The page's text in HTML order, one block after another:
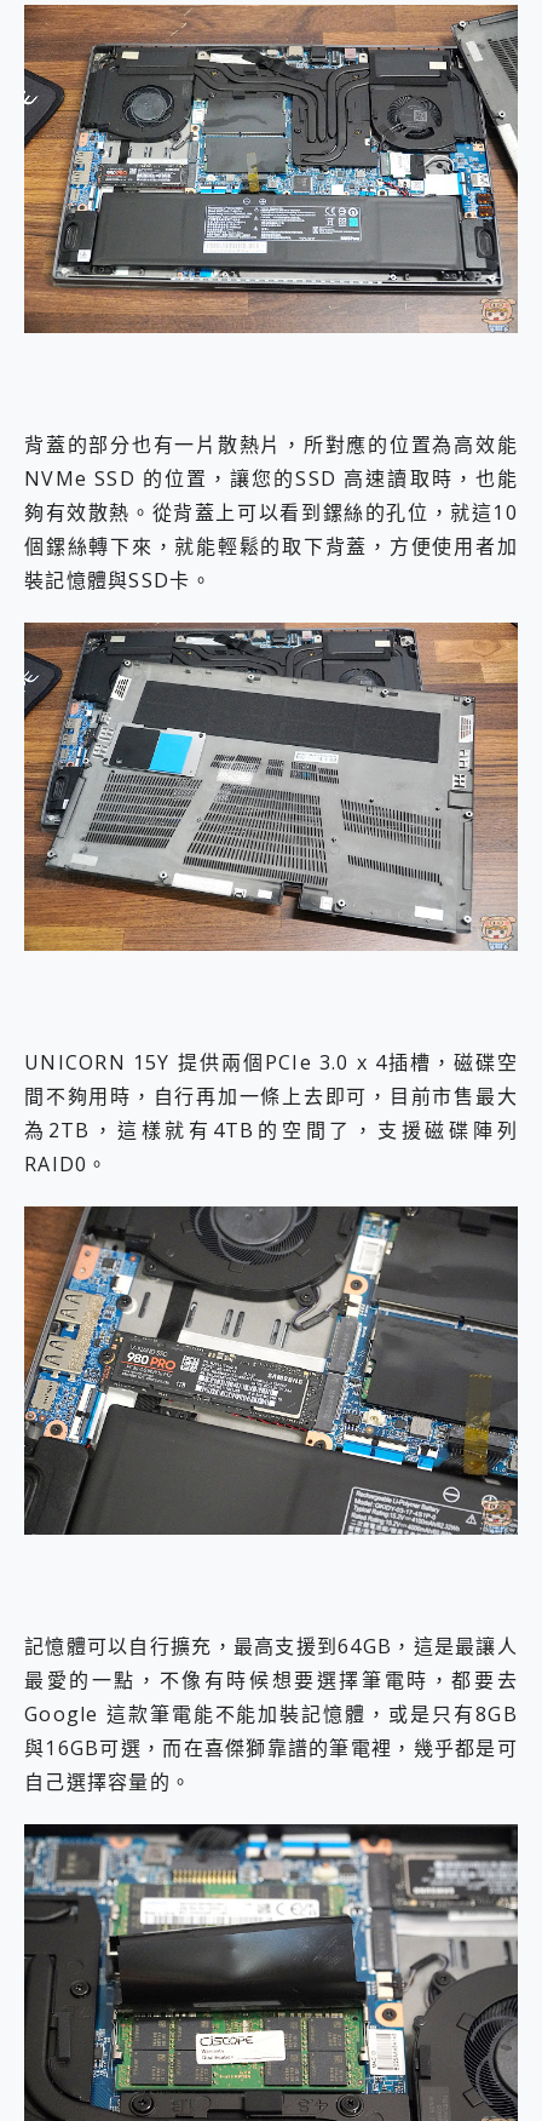
背蓋的部分也有一片散熱片，所對應的位置為高效能
NVMe SSD 的位置，讓您的SSD 高速讀取時，也能
夠有效散熱。從背蓋上可以看到鏍絲的孔位，就這10
個鏍絲轉下來，就能輕鬆的取下背蓋，方便使用者加
裝記憶體與SSD卡。
UNICORN 15Y 提供兩個PCIe 3.0 x 4插槽，磁碟空
間不夠用時，自行再加一條上去即可，目前市售最大
為2TB，這樣就有4TB的空間了，支援磁碟陣列
RAID0。
記憶體可以自行擴充，最高支援到64GB，這是最讓人
最愛的一點，不像有時候想要選擇筆電時，都要去
Google 這款筆電能不能加裝記憶體，或是只有8GB
與16GB可選，而在喜傑獅靠譜的筆電裡，幾乎都是可
自己選擇容量的。